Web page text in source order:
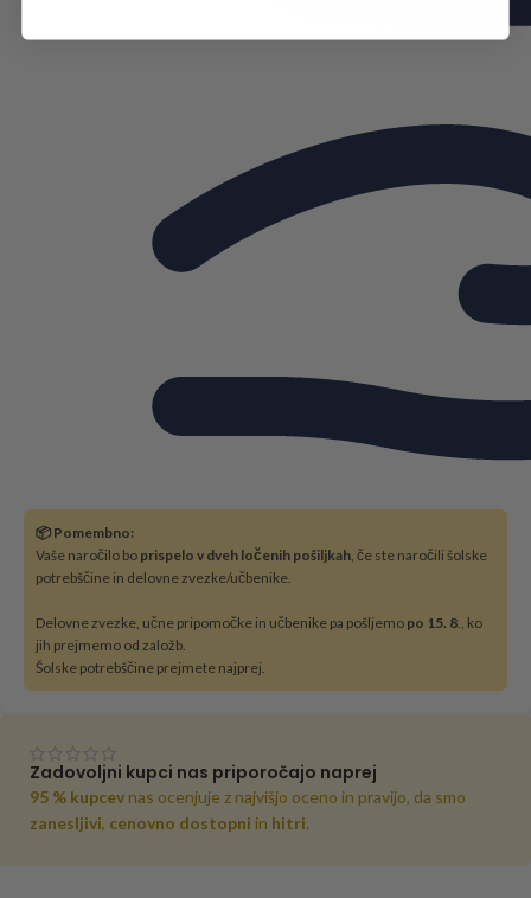
📦 Pomembno:
Vaše naročilo bo prispelo v dveh ločenih pošiljkah , če ste naročili šolske
potrebščine in delovne zvezke/učbenike.
Delovne zvezke, učne pripomočke in učbenike pa pošljemo po 15. 8 ., ko
jih prejmemo od založb.
Šolske potrebščine prejmete najprej.
Zadovoljni kupci nas priporočajo naprej
95 % kupcev nas ocenjuje z najvišjo oceno in pravijo, da smo
zanesljivi, cenovno dostopni in hitri.